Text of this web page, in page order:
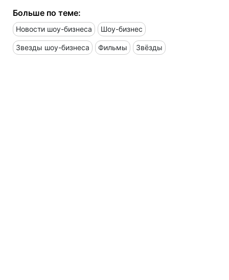
Больше по теме:
Новости шоу-бизнеса Шоу-бизнес
Звезды шоу-бизнеса Фильмы Звёзды